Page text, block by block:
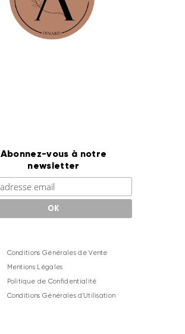
Abonnez-vous à notre
newsletter
Conditions Générales de Vente
Mentions Légales
Politique de Confidentialité
Conditions Générales d'Utilisation